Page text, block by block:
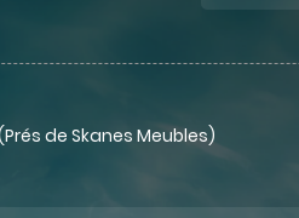
de Skanes Meubles)